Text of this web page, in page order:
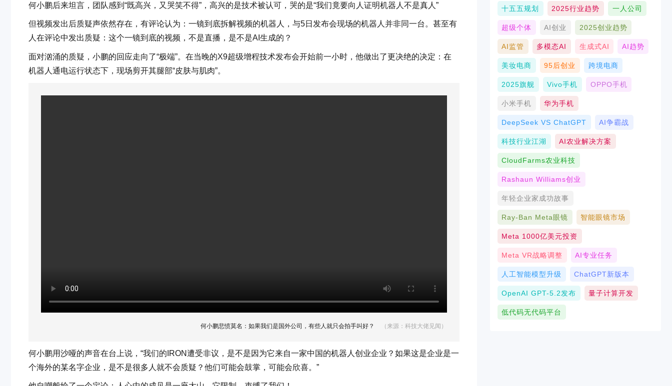
何小鹏后来坦言，团队感到“既高兴，又哭笑不得”，高兴的是技术被认可，哭的是“我们竟要向人证明机器人不是真人”
但视频发出后质疑声依然存在，有评论认为：一镜到底拆解视频的机器人，与5日发布会现场的机器人并非同一台。甚至有
人在评论中发出质疑：这个一镜到底的视频，不是直播，是不是AI生成的？
面对汹涌的质疑，小鹏的回应走向了“极端”。在当晚的X9超级增程技术发布会开始前一小时，他做出了更决绝的决定：在
机器人通电运行状态下，现场剪开其腿部“皮肤与肌肉”。
何小鹏悲愤莫名：如果我们是国外公司，有些人就只会拍手叫好？ （来源：科技大佬见闻）
何小鹏用沙哑的声音在台上说，“我们的IRON遭受非议，是不是因为它来自一家中国的机器人创业企业？如果这是企业是一
个海外的某名字企业，是不是很多人就不会质疑？他们可能会鼓掌，可能会欣喜。”
十五五规划 2025行业趋势 一人公司
超级个体 AI创业 2025创业趋势
AI监管 多模态AI 生成式AI AI趋势
美妆电商 95后创业 跨境电商
2025旗舰 Vivo手机 OPPO手机
小米手机 华为手机
DeepSeek VS ChatGPT AI争霸战
科技行业江湖 AI农业解决方案
CloudFarms农业科技
Rashaun Williams创业
年轻企业家成功故事
Ray-Ban Meta眼镜 智能眼镜市场
Meta 1000亿美元投资
Meta VR战略调整 AI专业任务
人工智能模型升级 ChatGPT新版本
OpenAI GPT-5.2发布 量子计算开发
低代码无代码平台